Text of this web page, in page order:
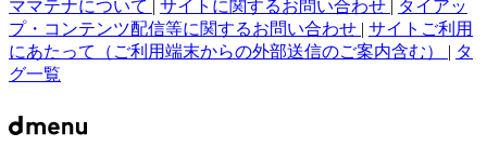
ママテナについて | サイトに関するお問い合わせ | タイアッ
プ・コンテンツ配信等に関するお問い合わせ | サイトご利用
にあたって（ご利用端末からの外部送信のご案内含む） | タ
グ一覧